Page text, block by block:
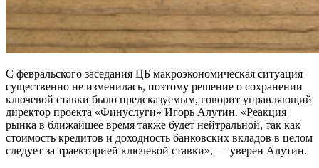
С февральского заседания ЦБ макроэкономическая ситуация
существенно не изменилась, поэтому решение о сохранении
ключевой ставки было предсказуемым, говорит управляющий
директор проекта «Финуслуги» Игорь Алутин. «Реакция
рынка в ближайшее время также будет нейтральной, так как
стоимость кредитов и доходность банковских вкладов в целом
следует за траекторией ключевой ставки», — уверен Алутин.